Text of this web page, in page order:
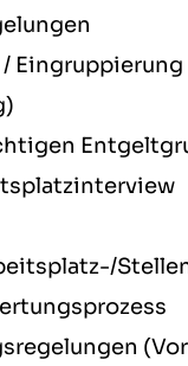
Eingruppierung